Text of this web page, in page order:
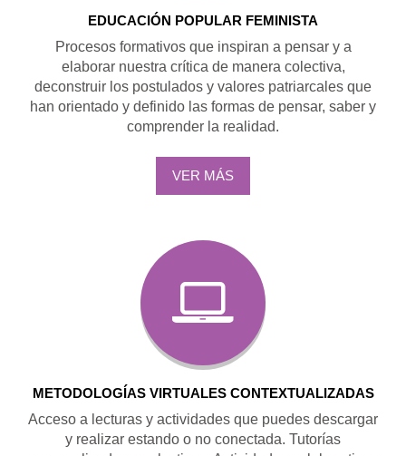
EDUCACIÓN POPULAR FEMINISTA
Procesos formativos que inspiran a pensar y a
elaborar nuestra crítica de manera colectiva,
deconstruir los postulados y valores patriarcales que
han orientado y definido las formas de pensar, saber y
comprender la realidad.
VER MÁS
METODOLOGÍAS VIRTUALES CONTEXTUALIZADAS
Acceso a lecturas y actividades que puedes descargar
y realizar estando o no conectada. Tutorías